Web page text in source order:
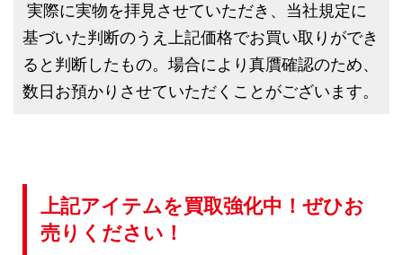
実際に実物を拝見させていただき、当社規定に
基づいた判断のうえ上記価格でお買い取りができ
ると判断したもの。場合により真贋確認のため、
数日お預かりさせていただくことがございます。
上記アイテムを買取強化中！ぜひお
売りください！